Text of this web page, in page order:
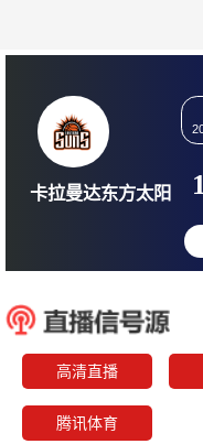
高清直播
腾讯体育